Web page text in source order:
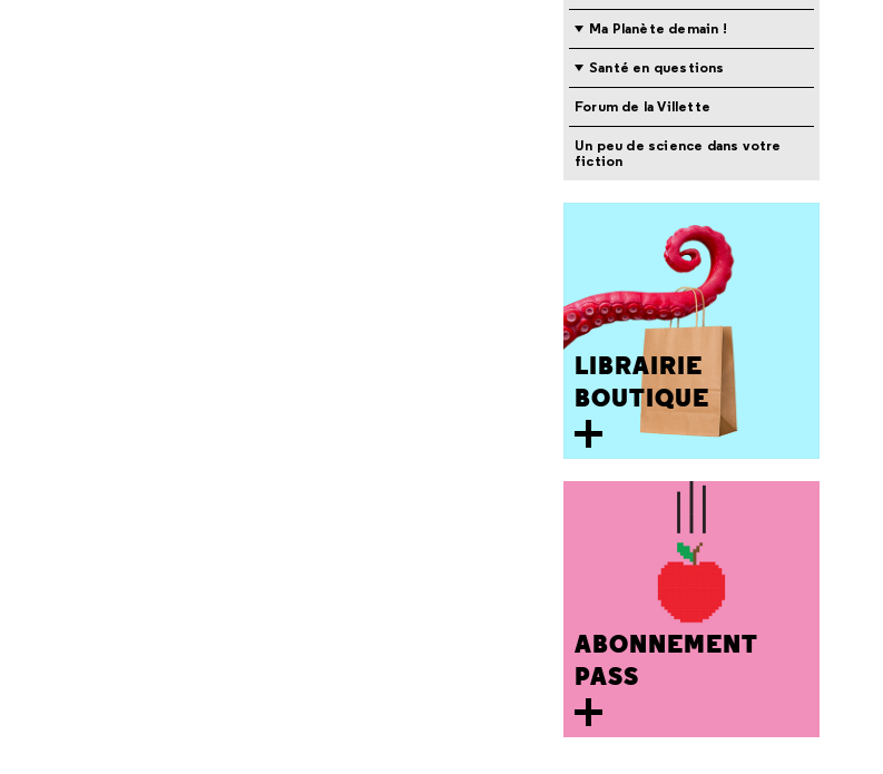
Ma Planète demain !
Santé en questions
Forum de la Villette
Un peu de science dans votre
fiction
LIBRAIRIE
BOUTIQUE
ABONNEMENT
PASS